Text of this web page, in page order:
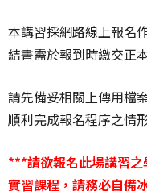
本講習採網路線上報名
結書需於報到時繳交正
請先備妥相關上傳用檔
順利完成報名程序之情
***請欲報名此場講習
實習課程，請務必自備